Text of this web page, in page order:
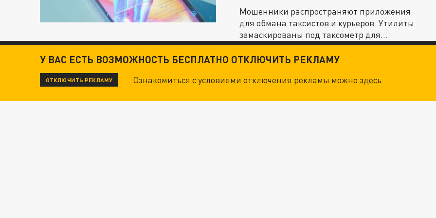
Мошенники распространяют приложения
для обмана таксистов и курьеров. Утилиты
замаскированы под таксометр для...
У ВАС ЕСТЬ ВОЗМОЖНОСТЬ БЕСПЛАТНО ОТКЛЮЧИТЬ РЕКЛАМУ
ОТКЛЮЧИТЬ РЕКЛАМУ Ознакомиться с условиями отключения рекламы можноздесь